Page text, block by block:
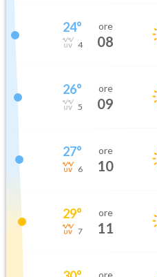
24°
4
ore
08
26°
5
ore
09
27°
6
ore
10
29°
7
ore
11
ore